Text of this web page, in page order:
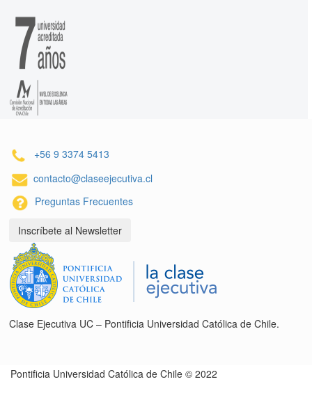
+56 9 3374 5413
contacto@claseejecutiva.cl
Preguntas Frecuentes
Inscríbete al Newsletter
Clase Ejecutiva UC – Pontificia Universidad Católica de Chile.
Pontificia Universidad Católica de Chile © 2022